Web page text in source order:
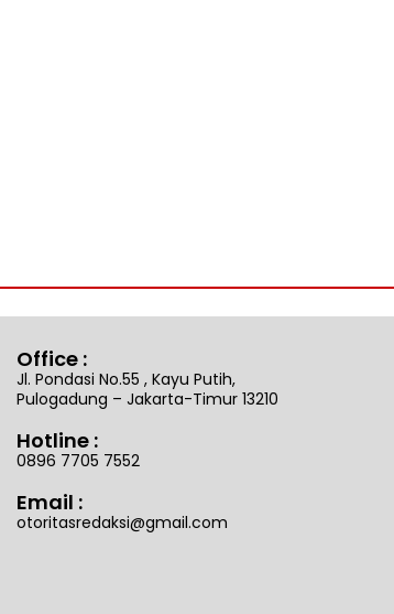
Office :
Jl. Pondasi No.55 , Kayu Putih,
Pulogadung – Jakarta-Timur 13210
Hotline :
0896 7705 7552
Email :
otoritasredaksi@gmail.com